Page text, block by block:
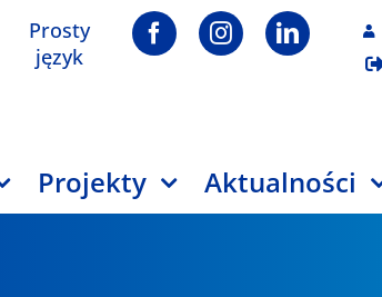
Prosty
język
Projekty Aktualności